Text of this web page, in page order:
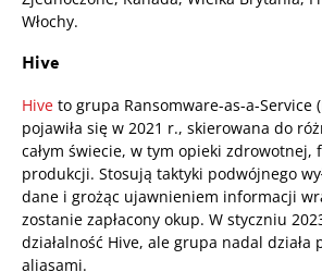
Włochy.
Hive
Hive to grupa Ransomware-as-a-Service
pojawiła się w 2021 r., skierowana do
całym świecie, w tym opieki zdrowotnej,
produkcji. Stosują taktyki podwójnego
dane i grożąc ujawnieniem informacji
zostanie zapłacony okup. W styczniu
działalność Hive, ale grupa nadal działa
aliasami.